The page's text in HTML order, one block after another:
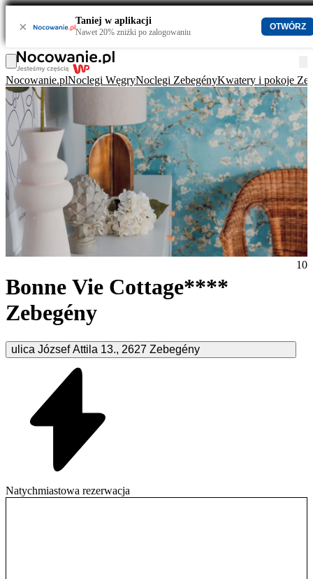
× Taniej w aplikacji
Nawet 20% zniżki po zalogowaniu
OTWÓRZ
Nocowanie.plNoclegi WęgryNoclegi ZebegényKwatery i pokoje
Bonne Vie Cottage****
Zebegény
ulica József Attila 13., 2627 Zebegény
10
Natychmiastowa rezerwacja